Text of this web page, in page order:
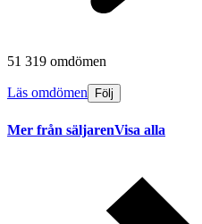
51 319 omdömen
Läs omdömen Följ
Mer från säljarenVisa alla